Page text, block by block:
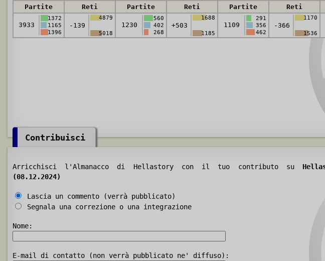
Partite
Reti Partite Reti Partite Reti
3933
1372
1165
1396
-139
4879
5018
1230
560
402
268
+503
1688
1185
1109
291
356
462
-366
1170
1536
Contribuisci
Arricchisci l'Almanacco di Hellastory con il tuo contributo su
(08.12.2024)
Lascia un commento (verrà pubblicato)
Segnala una correzione o una integrazione
Nome:
E-mail di contatto (non verrà pubblicato ne' diffuso):